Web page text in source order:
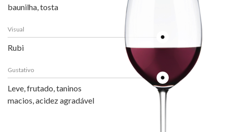
baunilha, tosta
Visual
Rubi
Gustativo
Leve, frutado, taninos
macios, acidez agradável